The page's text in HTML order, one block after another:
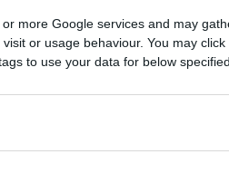
more Google services and may
or usage behaviour. You may
to use your data for below
2024-2025 da
di donare a un look quel
in una dichiarazione di stile e
mostrarne il